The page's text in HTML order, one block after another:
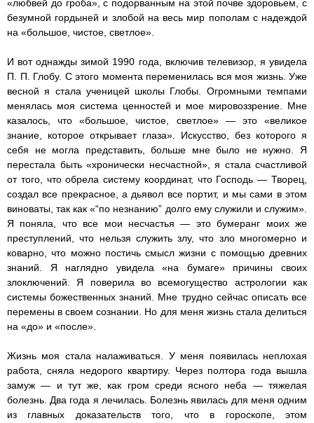
«любвей до гроба», с подорванным на этой почве здоровьем, с
безумной гордыней и злобой на весь мир пополам с надеждой
на «большое, чистое, светлое».
И вот однажды зимой 1990 года, включив телевизор, я увидела
П. П. Глобу. С этого момента переменилась вся моя жизнь. Уже
весной я стала ученицей школы Глобы. Огромными темпами
менялась моя система ценностей и мое мировоззрение. Мне
казалось, что «большое, чистое, светлое» — это «великое
знание, которое открывает глаза». Искусство, без которого я
себя не могла представить, больше мне было не нужно. Я
перестала быть «хронически несчастной», я стала счастливой
от того, что обрела систему координат, что Господь — Творец,
создал все прекрасное, а дьявол все портит, и мы сами в этом
виноваты, так как «“по незнанию” долго ему служили и служим».
Я поняла, что все мои несчастья — это бумеранг моих же
преступлений, что нельзя служить злу, что зло многомерно и
коварно, что можно постичь смысл жизни с помощью древних
знаний. Я наглядно увидела «на бумаге» причины своих
злоключений. Я поверила во всемогущество астрологии как
системы божественных знаний. Мне трудно сейчас описать все
перемены в своем сознании. Но для меня жизнь стала делиться
на «до» и «после».
Жизнь моя стала налаживаться. У меня появилась неплохая
работа, сняла недорого квартиру. Через полтора года вышла
замуж — и тут же, как гром среди ясного неба — тяжелая
болезнь. Два года я лечилась. Болезнь явилась для меня одним
из главных доказательств того, что в гороскопе, этом